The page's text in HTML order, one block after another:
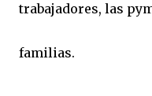
trabajadores, las
familias.